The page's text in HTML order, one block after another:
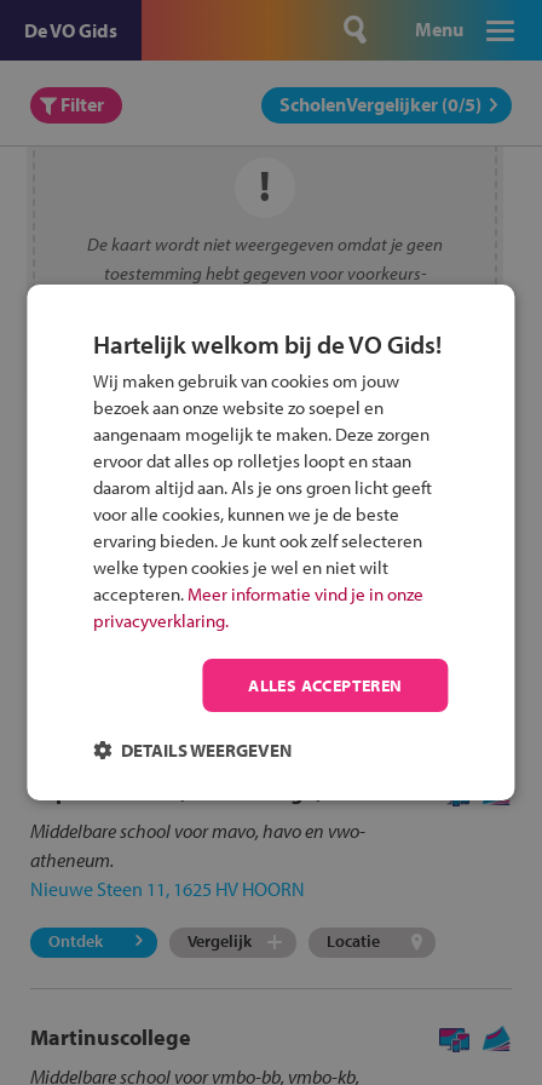
De VO Gids Menu
ScholenVergelijker (0/5)
Filter
scholengevonden in Venhuizen en omstreken.
Klik op de school voor meer informatie.
Copernicus SG (Atlas College)
Middelbare school voor mavo, havo en vwo-
atheneum.
Nieuwe Steen 11, 1625 HV HOORN
Ontdek Vergelijk Locatie
Martinuscollege
Middelbare school voor vmbo-bb, vmbo-kb,
De kaart wordt niet weergegeven omdat je geen
toestemming hebt gegeven voor voorkeurs-
Toestemming wijzigen
Hartelijk welkom bij de VO Gids!
Wij maken gebruik van cookies om jouw
bezoek aan onze website zo soepel en
aangenaam mogelijk te maken. Deze zorgen
ervoor dat alles op rolletjes loopt en staan
daarom altijd aan. Als je ons groen licht geeft
voor alle cookies, kunnen we je de beste
ervaring bieden. Je kunt ook zelf selecteren
welke typen cookies je wel en niet wilt
accepteren. Meer informatie vind je in onze
privacyverklaring.
ALLES ACCEPTEREN
DETAILS WEERGEVEN